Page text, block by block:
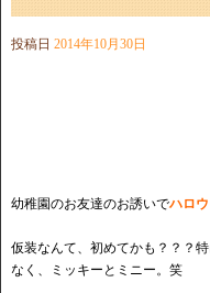
投稿日 2014年10月30日
幼稚園のお友達のお誘いでハロ
仮装なんて、初めてかも？？？
なく、ミッキーとミニー。笑